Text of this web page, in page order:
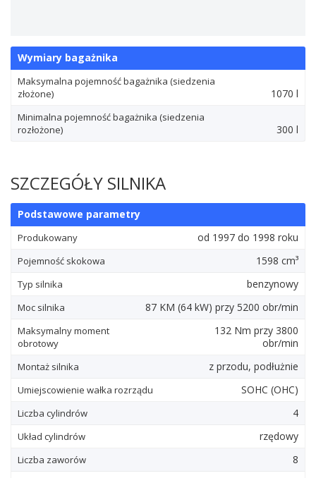
Wymiary bagażnika
Maksymalna pojemność bagażnika (siedzenia
złożone)
1070 l
Minimalna pojemność bagażnika (siedzenia
rozłożone)
300 l
SZCZEGÓŁY SILNIKA
Podstawowe parametry
Produkowany od 1997 do 1998 roku
Pojemność skokowa 1598 cm³
Typ silnika benzynowy
Moc silnika 87 KM (64 kW) przy 5200 obr/min
Maksymalny moment
obrotowy
132 Nm przy 3800
obr/min
Montaż silnika z przodu, podłużnie
Umiejscowienie wałka rozrządu SOHC (OHC)
Liczba cylindrów 4
Układ cylindrów rzędowy
Liczba zaworów 8